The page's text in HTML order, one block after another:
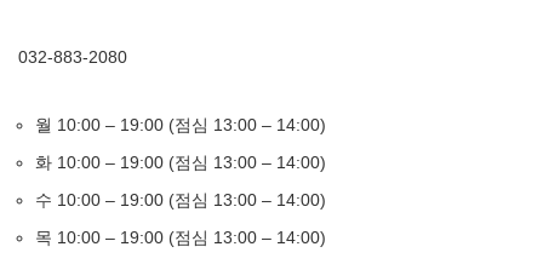
032-883-2080
월 10:00 – 19:00 (점심 13:00 – 14:00)
화 10:00 – 19:00 (점심 13:00 – 14:00)
수 10:00 – 19:00 (점심 13:00 – 14:00)
목 10:00 – 19:00 (점심 13:00 – 14:00)